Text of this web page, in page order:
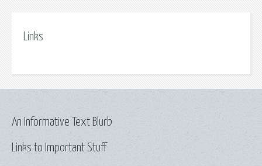
Links
Links to Important Stuff
An Informative Text Blurb